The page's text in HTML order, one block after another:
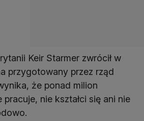
Keir Starmer zwrócił w
przygotowany przez rząd
że ponad milion
nie kształci się ani nie